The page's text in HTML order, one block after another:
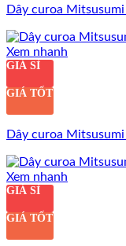
Dây curoa
Xem nhanh
GIÁ SỈ
GIÁ TỐT
Dây curoa
Xem nhanh
GIÁ SỈ
GIÁ TỐT